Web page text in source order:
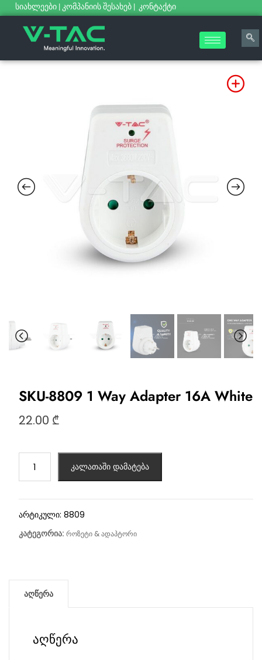
სიახლეები | კომპანიის შესახებ | კონტაქტი
SKU-8809 1 Way Adapter 16A White
22.00 ₾
კალათაში დამატება
არტიკული: 8809
კატეგორია: როზეტი & ადაპტორი
აღწერა
აღწერა